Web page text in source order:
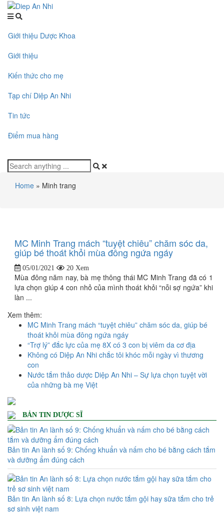
Giới thiệu Dược Khoa
Giới thiệu
Kiến thức cho mẹ
Tạp chí Diệp An Nhi
Tin tức
Điểm mua hàng
Home » Minh trang
MC Minh Trang mách “tuyệt chiêu” chăm sóc da,
giúp bé thoát khỏi mùa đông ngứa ngáy
05/01/2021 20 Xem
Mùa đông năm nay, bà mẹ thông thái MC Minh Trang đã có 1
lựa chọn giúp 4 con nhỏ của mình thoát khỏi “nỗi sợ ngứa” khi
làn ...
Xem thêm:
MC Minh Trang mách “tuyệt chiêu” chăm sóc da, giúp bé
thoát khỏi mùa đông ngứa ngáy
“Trợ lý” đắc lực của mẹ 8X có 3 con bị viêm da cơ địa
Không có Diệp An Nhi chắc tôi khóc mỗi ngày vì thương
con
Nước tắm thảo dược Diệp An Nhi – Sự lựa chọn tuyệt vời
của những bà mẹ Việt
BẢN TIN DƯỢC SĨ
Bản tin An lành số 9: Chống khuẩn và nấm cho bé bằng cách tắm
và dưỡng ẩm đúng cách
Bản tin An lành số 8: Lựa chọn nước tắm gội hay sữa tắm cho trẻ
sơ sinh việt nam